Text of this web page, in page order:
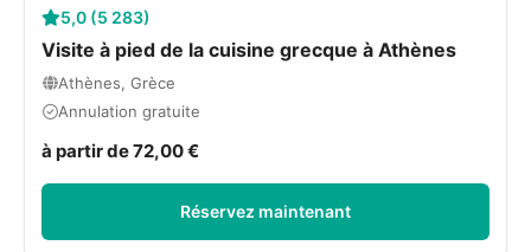
5,0 (5 283)
Visite à pied de la cuisine grecque à Athènes
Athènes, Grèce
Annulation gratuite
à partir de 72,00 €
Réservez maintenant